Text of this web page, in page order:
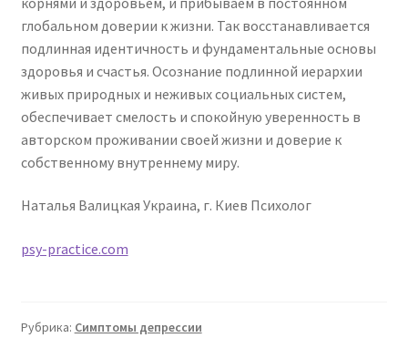
глобальном доверии к жизни. Так восстанавливается
подлинная идентичность и фундаментальные основы
здоровья и счастья. Осознание подлинной иерархии
живых природных и неживых социальных систем,
обеспечивает смелость и спокойную уверенность в
авторском проживании своей жизни и доверие к
собственному внутреннему миру.
Наталья Валицкая Украина, г. Киев Психолог
psy-practice.com
Рубрика: Симптомы депрессии